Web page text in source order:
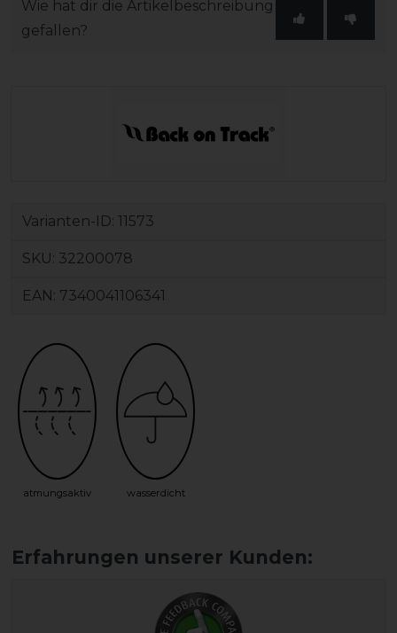
Wie hat dir die Artikelbeschreibung
gefallen?
Varianten-ID: 11573
SKU: 32200078
EAN: 7340041106341
atmungsaktiv wasserdicht